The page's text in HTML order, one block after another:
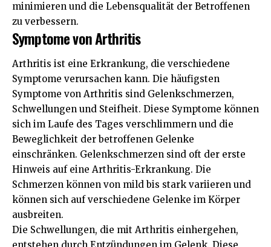
minimieren und die Lebensqualität der Betroffenen
zu verbessern.
Symptome von Arthritis
Arthritis ist eine Erkrankung, die verschiedene
Symptome verursachen kann. Die häufigsten
Symptome von Arthritis sind Gelenkschmerzen,
Schwellungen und Steifheit. Diese Symptome können
sich im Laufe des Tages verschlimmern und die
Beweglichkeit der betroffenen Gelenke
einschränken. Gelenkschmerzen sind oft der erste
Hinweis auf eine Arthritis-Erkrankung. Die
Schmerzen können von mild bis stark variieren und
können sich auf verschiedene Gelenke im Körper
ausbreiten.
Die Schwellungen, die mit Arthritis einhergehen,